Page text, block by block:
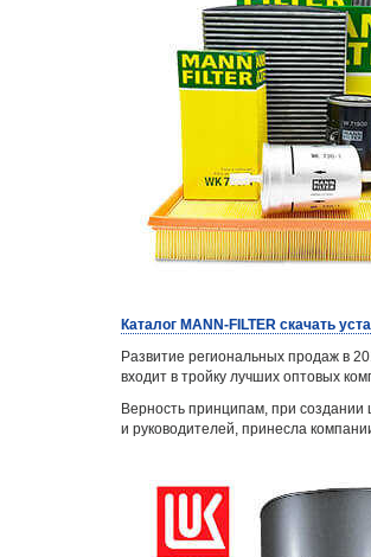
Каталог MANN-FILTER скачать
Развитие региональных продаж в
входит в тройку лучших оптовых
Верность принципам, при
и руководителей, принесла